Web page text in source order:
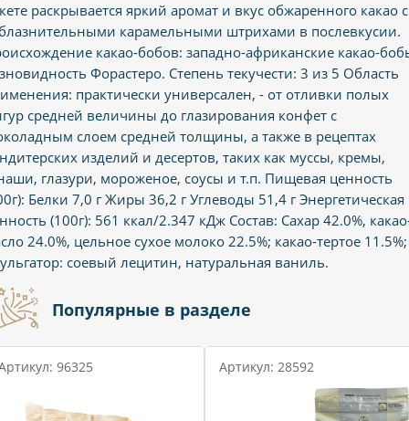
раскрывается яркий аромат и вкус обжаренного какао с
карамельными штрихами в послевкусии.
какао-бобов: западно-африканские какао-
Форастеро. Степень текучести: 3 из 5 Область
практически универсален, - от отливки полых
средней величины до глазирования конфет с
слоем средней толщины, а также в рецептах
изделий и десертов, таких как муссы, кремы,
глазури, мороженое, соусы и т.п. Пищевая ценность
Белки 7,0 г Жиры 36,2 г Углеводы 51,4 г Энергетическая
(100г): 561 ккал/2.347 кДж Состав: Сахар 42.0%,
24.0%, цельное сухое молоко 22.5%; какао-тертое 11.5%;
соевый лецитин, натуральная ваниль.
Популярные в разделе
96325 Артикул: 28592